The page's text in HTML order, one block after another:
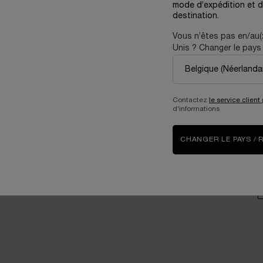
mode d’expédition et
destination.
Vous n’êtes pas en/
Unis ? Changer le
Contactez le service client
d'informations
CHANGER LE PAYS /